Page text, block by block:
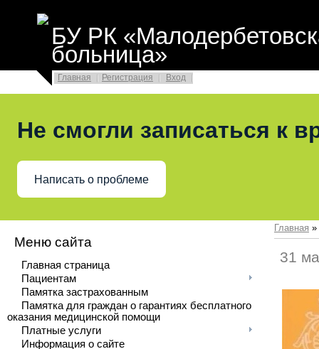
БУ РК
больница»
Главная Регистрация Вход
Не смогли записаться к
Написать о проблеме
Меню сайта
Главная страница
Пациентам
Памятка застрахованным
Памятка для граждан о гарантиях бесплатного
оказания медицинской помощи
Платные услуги
Информация о сайте
Главная »
31